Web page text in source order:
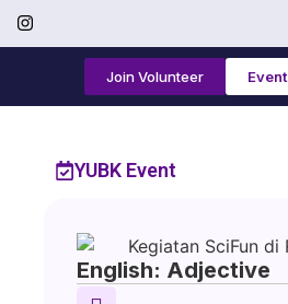
Join Volunteer Event
YUBK Event
English: Adjective